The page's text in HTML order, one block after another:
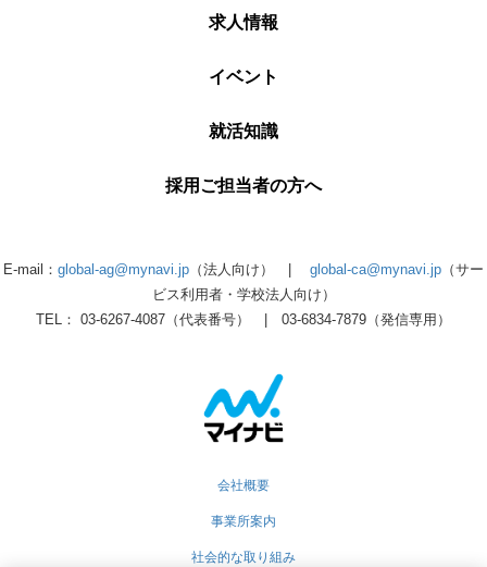
求人情報
イベント
就活知識
採用ご担当者の方へ
E-mail： global-ag@mynavi.jp （法人向け） | global-ca@mynavi.jp （サー
ビス利用者・学校法人向け）
TEL： 03-6267-4087（代表番号） | 03-6834-7879（発信専用）
会社概要
事業所案内
社会的な取り組み